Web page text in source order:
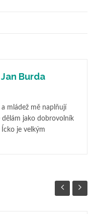
Jan Burda
mládež mě naplňují
dělám jako dobrovolník
je velkým